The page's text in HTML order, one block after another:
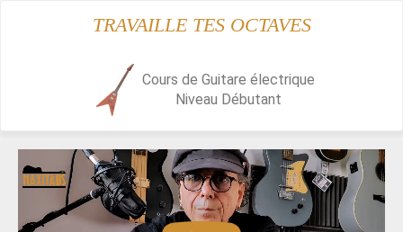
TRAVAILLE TES OCTAVES
Cours de Guitare électrique
Niveau Débutant